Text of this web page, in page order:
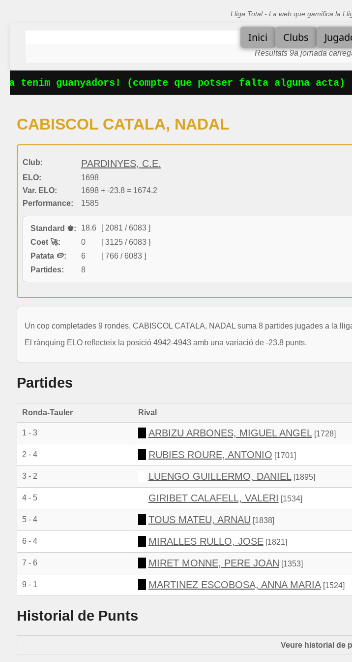
Lliga Total - La web que gamifica la
Inici Clubs
Resultats 9a jornada
tenim guanyadors! (compte que potser falta alguna acta)
CABISCOL CATALA, NADAL
Club: PARDINYES, C.E.
ELO:
1698
Var. ELO:
1698 + -23.8 = 1674.2
Performance:
1585
Standard ♚: 18.6
[ 2081 / 6083 ]
Coet 🚀:
0
[ 3125 / 6083 ]
Patata 🥔:
6
[ 766 / 6083 ]
Partides:
8
Un cop completades 9 rondes, CABISCOL CATALA, NADAL suma 8 partides jugades a la
El rànquing ELO reflecteix la posició 4942-4943 amb una variació de -23.8 punts.
Partides
Ronda-Tauler Rival
1 - 3 ARBIZU ARBONES, MIGUEL ANGEL[1728]
2 - 4 RUBIES ROURE, ANTONIO [1701]
3 - 2 LUENGO GUILLERMO, DANIEL[1895]
4 - 5 GIRIBET CALAFELL, VALERI [1534]
5 - 4 TOUS MATEU, ARNAU [1838]
6 - 4 MIRALLES RULLO, JOSE[1821]
7 - 6 MIRET MONNE, PERE JOAN [1353]
9 - 1 MARTINEZ ESCOBOSA, ANNA MARIA[1524]
Historial de Punts
Veure historial de